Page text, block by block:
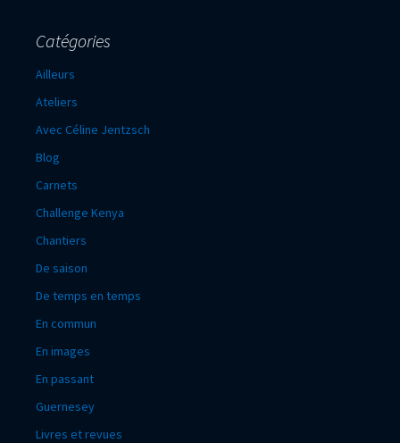
Catégories
Ailleurs
Ateliers
Avec Céline Jentzsch
Blog
Carnets
Challenge Kenya
Chantiers
De saison
De temps en temps
En commun
En images
En passant
Guernesey
Livres et revues